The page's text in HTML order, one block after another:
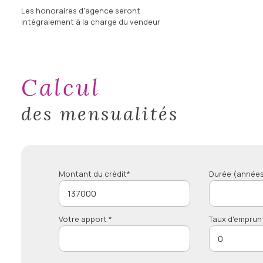
Les honoraires d'agence seront
intégralement à la charge du vendeur
calcul
des mensualités
Montant du crédit* Durée
Votre apport * Taux